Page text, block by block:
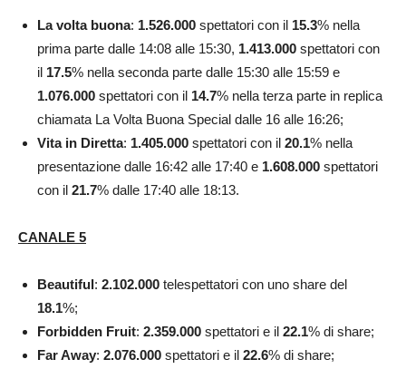
La volta buona: 1.526.000 spettatori con il 15.3% nella
prima parte dalle 14:08 alle 15:30, 1.413.000 spettatori con
il 17.5% nella seconda parte dalle 15:30 alle 15:59 e
1.076.000 spettatori con il 14.7% nella terza parte in replica
chiamata La Volta Buona Special dalle 16 alle 16:26;
Vita in Diretta: 1.405.000 spettatori con il 20.1% nella
presentazione dalle 16:42 alle 17:40 e 1.608.000 spettatori
con il 21.7% dalle 17:40 alle 18:13.
CANALE 5
Beautiful: 2.102.000 telespettatori con uno share del
18.1%;
Forbidden Fruit: 2.359.000 spettatori e il 22.1% di share;
Far Away: 2.076.000 spettatori e il 22.6% di share;